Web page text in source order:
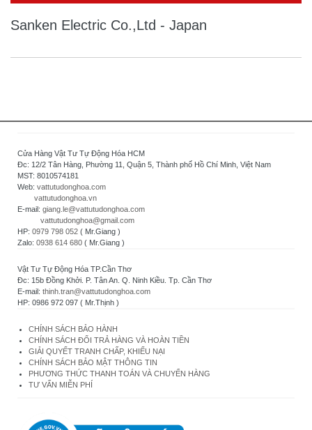
Sanken Electric Co.,Ltd - Japan
Cửa Hàng Vật Tư Tự Động Hóa HCM
Đc: 12/2 Tân Hàng, Phường 11, Quận 5, Thành phố Hồ Chí Minh, Việt Nam
MST: 8010574181
Web: vattutudonghoa.com
vattutudonghoa.vn
E-mail: giang.le@vattutudonghoa.com
vattutudonghoa@gmail.com
HP: 0979 798 052 ( Mr.Giang )
Zalo: 0938 614 680 ( Mr.Giang )
Vật Tư Tự Động Hóa TP.Cần Thơ
Đc: 15b Đồng Khởi. P. Tân An. Q. Ninh Kiều. Tp. Cần Thơ
E-mail: thinh.tran@vattutudonghoa.com
HP: 0986 972 097 ( Mr.Thịnh )
CHÍNH SÁCH BẢO HÀNH
CHÍNH SÁCH ĐỔI TRẢ HÀNG VÀ HOÀN TIỀN
GIẢI QUYẾT TRANH CHẤP, KHIẾU NẠI
CHÍNH SÁCH BẢO MẬT THÔNG TIN
PHƯƠNG THỨC THANH TOÁN VÀ CHUYỂN HÀNG
TƯ VẤN MIỄN PHÍ